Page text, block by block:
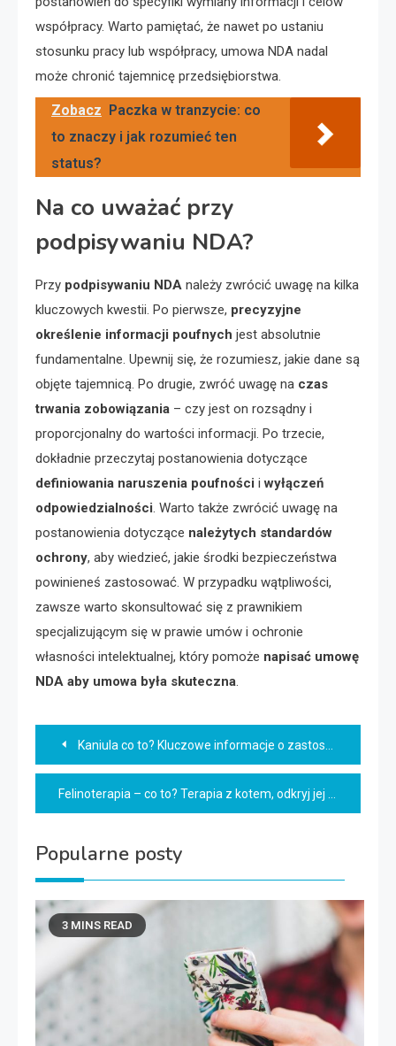
współpracy. Warto pamiętać, że nawet po ustaniu
stosunku pracy lub współpracy, umowa NDA nadal
może chronić tajemnicę przedsiębiorstwa.
Zobacz
Paczka w tranzycie: co
to znaczy i jak rozumieć ten
status?
Na co uważać przy
podpisywaniu NDA?
Przy podpisywaniu NDA należy zwrócić uwagę na kilka
kluczowych kwestii. Po pierwsze, precyzyjne
określenie informacji poufnych jest absolutnie
fundamentalne. Upewnij się, że rozumiesz, jakie dane są
objęte tajemnicą. Po drugie, zwróć uwagę na czas
trwania zobowiązania – czy jest on rozsądny i
proporcjonalny do wartości informacji. Po trzecie,
dokładnie przeczytaj postanowienia dotyczące
definiowania naruszenia poufności iwyłączeń
odpowiedzialności. Warto także zwrócić uwagę na
postanowienia dotyczące należytych standardów
ochrony, aby wiedzieć, jakie środki bezpieczeństwa
powinieneś zastosować. W przypadku wątpliwości,
zawsze warto skonsultować się z prawnikiem
specjalizującym się w prawie umów i ochronie
własności intelektualnej, który pomoże napisać umowę
NDA aby umowa była skuteczna.
Nawigacja
wpisu
Kaniula co to? Kluczowe informacje o zastosowaniu i różnicach
Felinoterapia – co to? Terapia z kotem, odkryj jej moc!
Popularne posty
3 MINS READ